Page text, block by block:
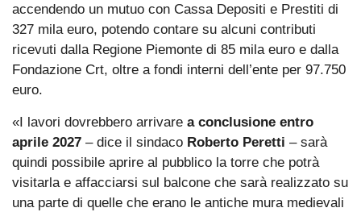
accendendo un mutuo con Cassa Depositi e Prestiti di
327 mila euro, potendo contare su alcuni contributi
ricevuti dalla Regione Piemonte di 85 mila euro e dalla
Fondazione Crt, oltre a fondi interni dell’ente per 97.750
euro.
«I lavori dovrebbero arrivare a conclusione entro
aprile 2027 – dice il sindaco Roberto Peretti – sarà
quindi possibile aprire al pubblico la torre che potrà
visitarla e affacciarsi sul balcone che sarà realizzato su
una parte di quelle che erano le antiche mura medievali